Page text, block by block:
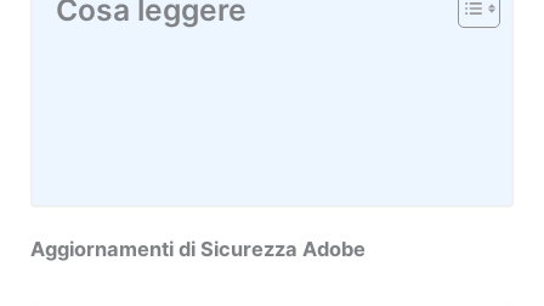
Cosa leggere
Aggiornamenti di Sicurezza Adobe